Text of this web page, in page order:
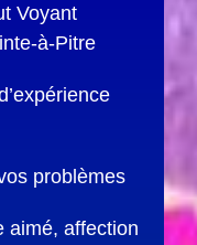
Voyant
à-Pitre
problèmes
aimé, affection